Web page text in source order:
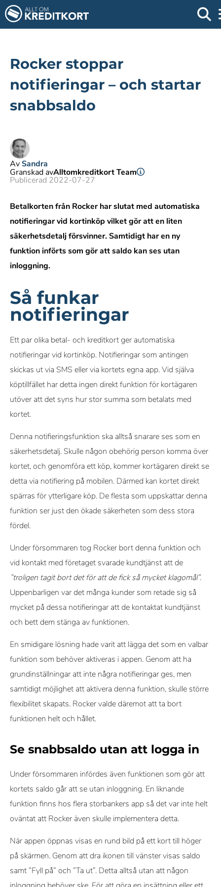
Rocker stoppar
notifieringar – och startar
snabbsaldo
AvSandra
Granskad avAlltomkreditkort Team
Publicerad 2022-07-27
Betalkorten från Rocker har slutat med automatiska
notifieringar vid kortinköp vilket gör att en liten
säkerhetsdetalj försvinner. Samtidigt har en ny
funktion införts som gör att saldo kan ses utan
inloggning.
Så funkar
notifieringar
Ett par olika betal- och kreditkort ger automatiska
notifieringar vid kortinköp. Notifieringar som antingen
skickas ut via SMS eller via kortets egna app. Vid själva
köptillfället har detta ingen direkt funktion för kortägaren
utöver att det syns hur stor summa som betalats med
kortet.
Denna notifieringsfunktion ska alltså snarare ses som en
säkerhetsdetalj. Skulle någon obehörig person komma över
kortet, och genomföra ett köp, kommer kortägaren direkt se
detta via notifiering på mobilen. Därmed kan kortet direkt
spärras för ytterligare köp. De flesta som uppskattar denna
funktion ser just den ökade säkerheten som dess stora
fördel.
Under försommaren tog Rocker bort denna funktion och
vid kontakt med företaget svarade kundtjänst att de
”troligen tagit bort det för att de fick så mycket klagomål”.
Uppenbarligen var det många kunder som retade sig så
mycket på dessa notifieringar att de kontaktat kundtjänst
och bett dem stänga av funktionen.
En smidigare lösning hade varit att lägga det som en valbar
funktion som behöver aktiveras i appen. Genom att ha
grundinställningar att inte några notifieringar ges, men
samtidigt möjlighet att aktivera denna funktion, skulle större
flexibilitet skapats. Rocker valde däremot att ta bort
funktionen helt och hållet.
Se snabbsaldo utan att logga in
Under försommaren infördes även funktionen som gör att
kortets saldo går att se utan inloggning. En liknande
funktion finns hos flera storbankers app så det var inte helt
oväntat att Rocker även skulle implementera detta.
När appen öppnas visas en rund bild på ett kort till höger
på skärmen. Genom att dra ikonen till vänster visas saldo
samt ”Fyll på” och ”Ta ut”. Detta alltså utan att någon